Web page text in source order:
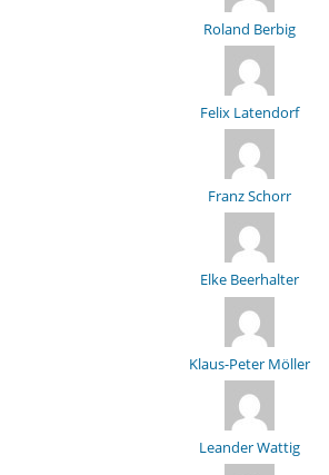
Roland Berbig
Felix Latendorf
Franz Schorr
Elke Beerhalter
Klaus-Peter Möller
Leander Wattig